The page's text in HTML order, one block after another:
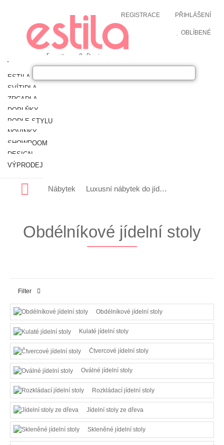
PŘIHLÁŠENÍ
REGISTRACE
OBLÍBENÉ
ESTILA NÁBYTEK
SVÍTIDLA
ZRCADLA
DOPLŇKY
PODLE STYLU
NOVINKY
SHOWROOM
DESIGN
VÝPRODEJ
Nábytek Luxusní nábytek do jídelny
Obdélníkové jídelní stoly
Filter
Obdélníkové jídelní stoly
Kulaté jídelní stoly
Čtvercové jídelní stoly
Oválné jídelní stoly
Rozkládací jídelní stoly
Jídelní stoly ze dřeva
Skleněné jídelní stoly